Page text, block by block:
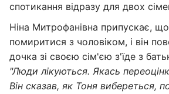
спотикання відразу для двох
Ніна Митрофанівна припускає,
помиритися з чоловіком, і він
дочка зі своєю сім'єю з'їде з
"Люди лікуються. Якась
Він сказав, як Тоня вибереться,